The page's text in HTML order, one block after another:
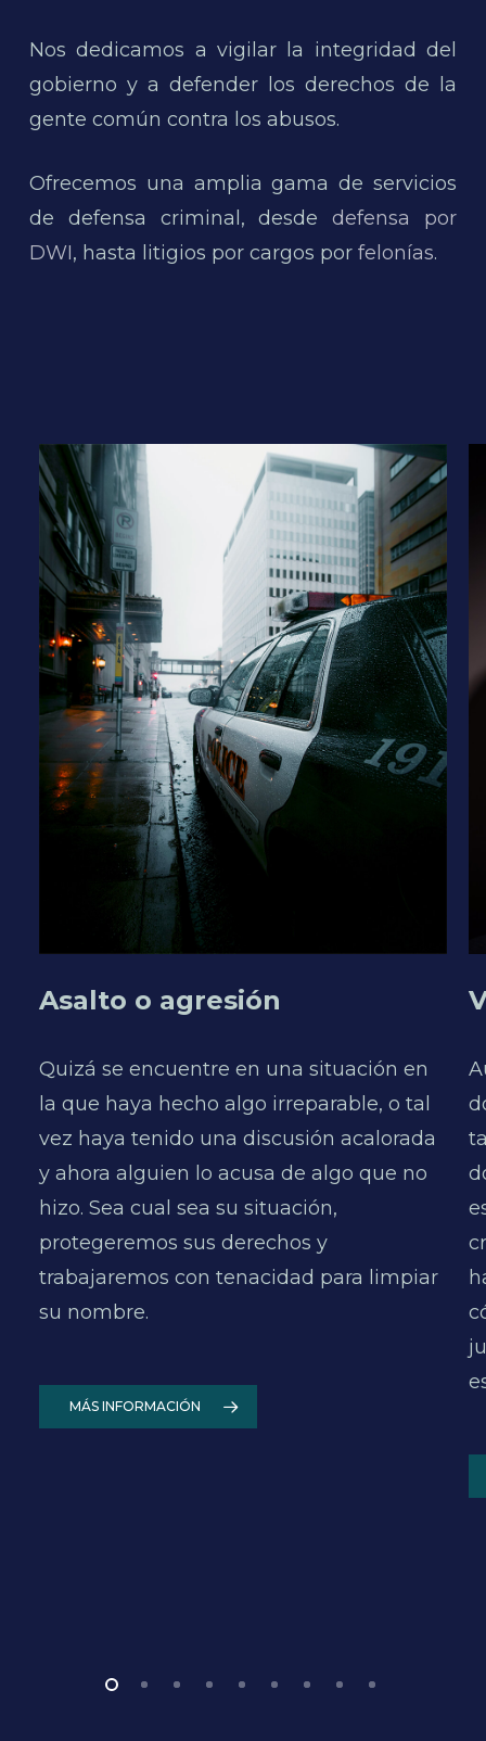
Nos dedicamos a vigilar la integridad del
gobierno y a defender los derechos de la
gente común contra los abusos.
Ofrecemos una amplia gama de servicios
de defensa criminal, desdedefensa por
DWI, hasta litigios por cargos por felonías.
Asalto o agresión
Quizá se encuentre en una situación en
la que haya hecho algo irreparable, o tal
vez haya tenido una discusión acalorada
y ahora alguien lo acusa de algo que no
hizo. Sea cual sea su situación,
protegeremos sus derechos y
trabajaremos con tenacidad para limpiar
su nombre.
MÁS INFORMACIÓN